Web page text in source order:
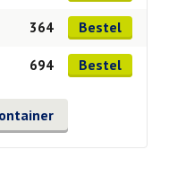
364 Bestel
694 Bestel